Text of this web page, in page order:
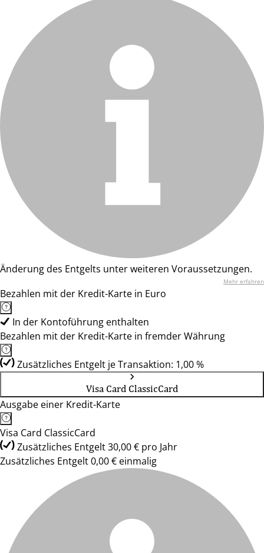
Änderung des Entgelts unter weiteren Voraussetzungen.
Mehr erfahren
Bezahlen mit der Kredit-Karte in Euro
In der Kontoführung enthalten
Bezahlen mit der Kredit-Karte in fremder Währung
Zusätzliches Entgelt je Transaktion: 1,00 %
Visa Card ClassicCard
Ausgabe einer Kredit-Karte
Visa Card ClassicCard
Zusätzliches Entgelt 30,00 € pro Jahr
Zusätzliches Entgelt 0,00 € einmalig